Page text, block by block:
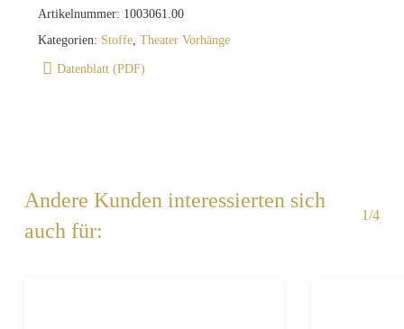
Artikelnummer: 1003061.00
Kategorien: Stoffe, Theater Vorhänge
Datenblatt (PDF)
Andere Kunden interessierten sich
auch für:
1/4